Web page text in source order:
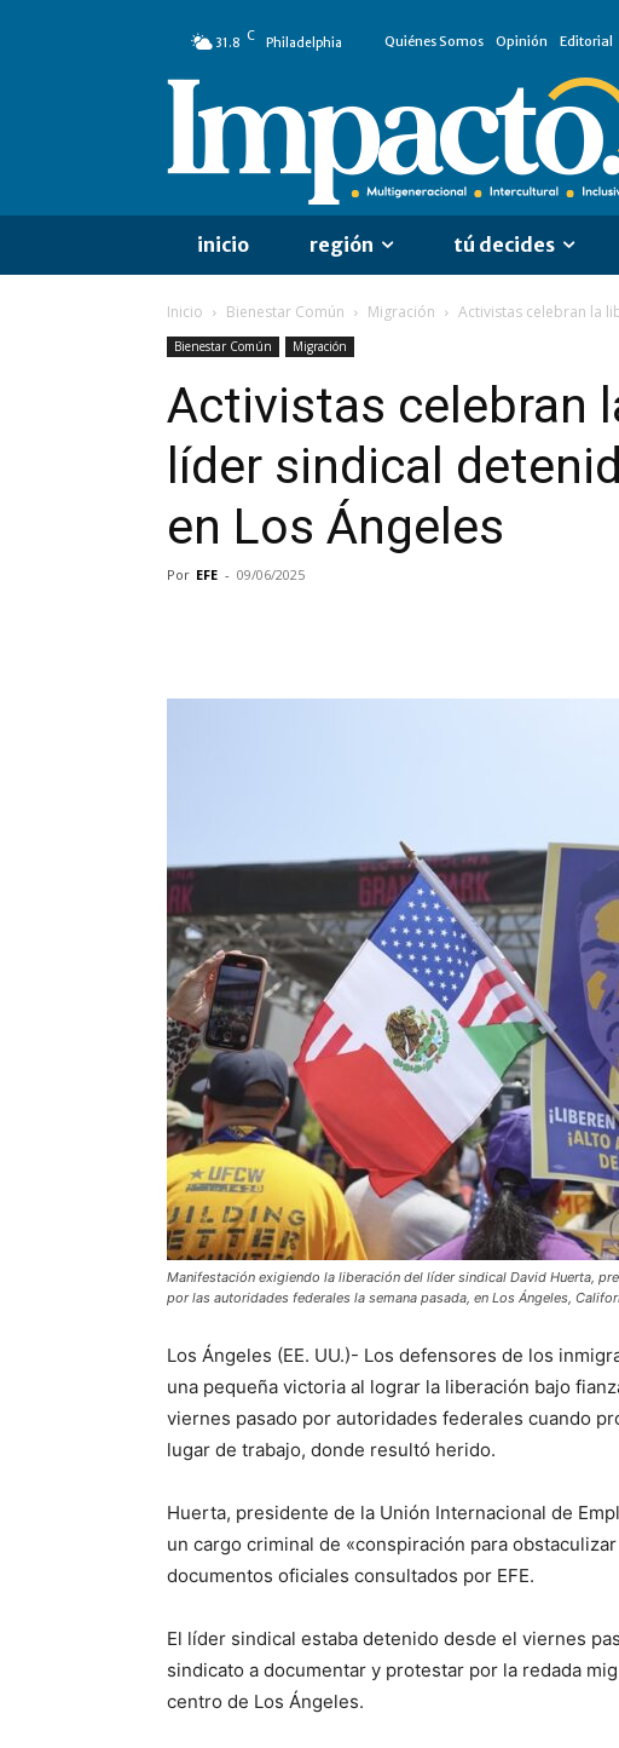
31.8 C Philadelphia Quiénes Somos Opinión Editorial
inicio región tú decides
Inicio Bienestar Común Migración Activistas celebran la
Bienestar Común Migración
Activistas celebran
líder sindical
en Los Ángeles
Por EFE - 09/06/2025
Manifestación exigiendo la liberación del líder sindical David Huerta,
por las autoridades federales la semana pasada, en Los Ángeles,
Los Ángeles (EE. UU.)- Los defensores de los
una pequeña victoria al lograr la liberación bajo
viernes pasado por autoridades federales cuando
lugar de trabajo, donde resultó herido.
Huerta, presidente de la Unión Internacional de
un cargo criminal de «conspiración para
documentos oficiales consultados por EFE.
El líder sindical estaba detenido desde el viernes
sindicato a documentar y protestar por la redada
centro de Los Ángeles.